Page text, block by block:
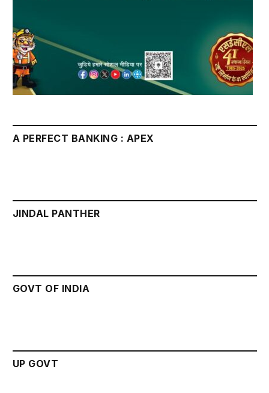
A PERFECT BANKING : APEX
JINDAL PANTHER
GOVT OF INDIA
UP GOVT